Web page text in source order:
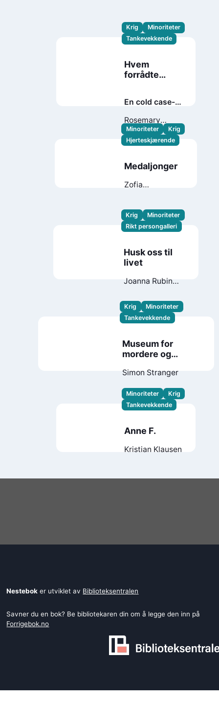
Krig
Minoriteter
Tankevekkende
Hvem
forrådte
En cold case-
Rosemary
Sullivan
Minoriteter
Krig
Hjerteskjærende
Medaljonger
Zofia
Krig
Minoriteter
Rikt persongalleri
Husk oss til
livet
Joanna Rubin
Krig
Minoriteter
Tankevekkende
Museum for
mordere og
Simon Stranger
Minoriteter
Krig
Tankevekkende
Anne F.
Kristian Klausen
Nestebok er utviklet av Biblioteksentralen
Savner du en bok? Be bibliotekaren din om å legge den inn på
Forrigebok.no